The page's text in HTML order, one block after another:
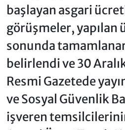
başlayan asgari
görüşmeler, yapılan
sonunda
belirlendi ve 30
Resmi Gazetede
ve Sosyal Güvenlik
işveren